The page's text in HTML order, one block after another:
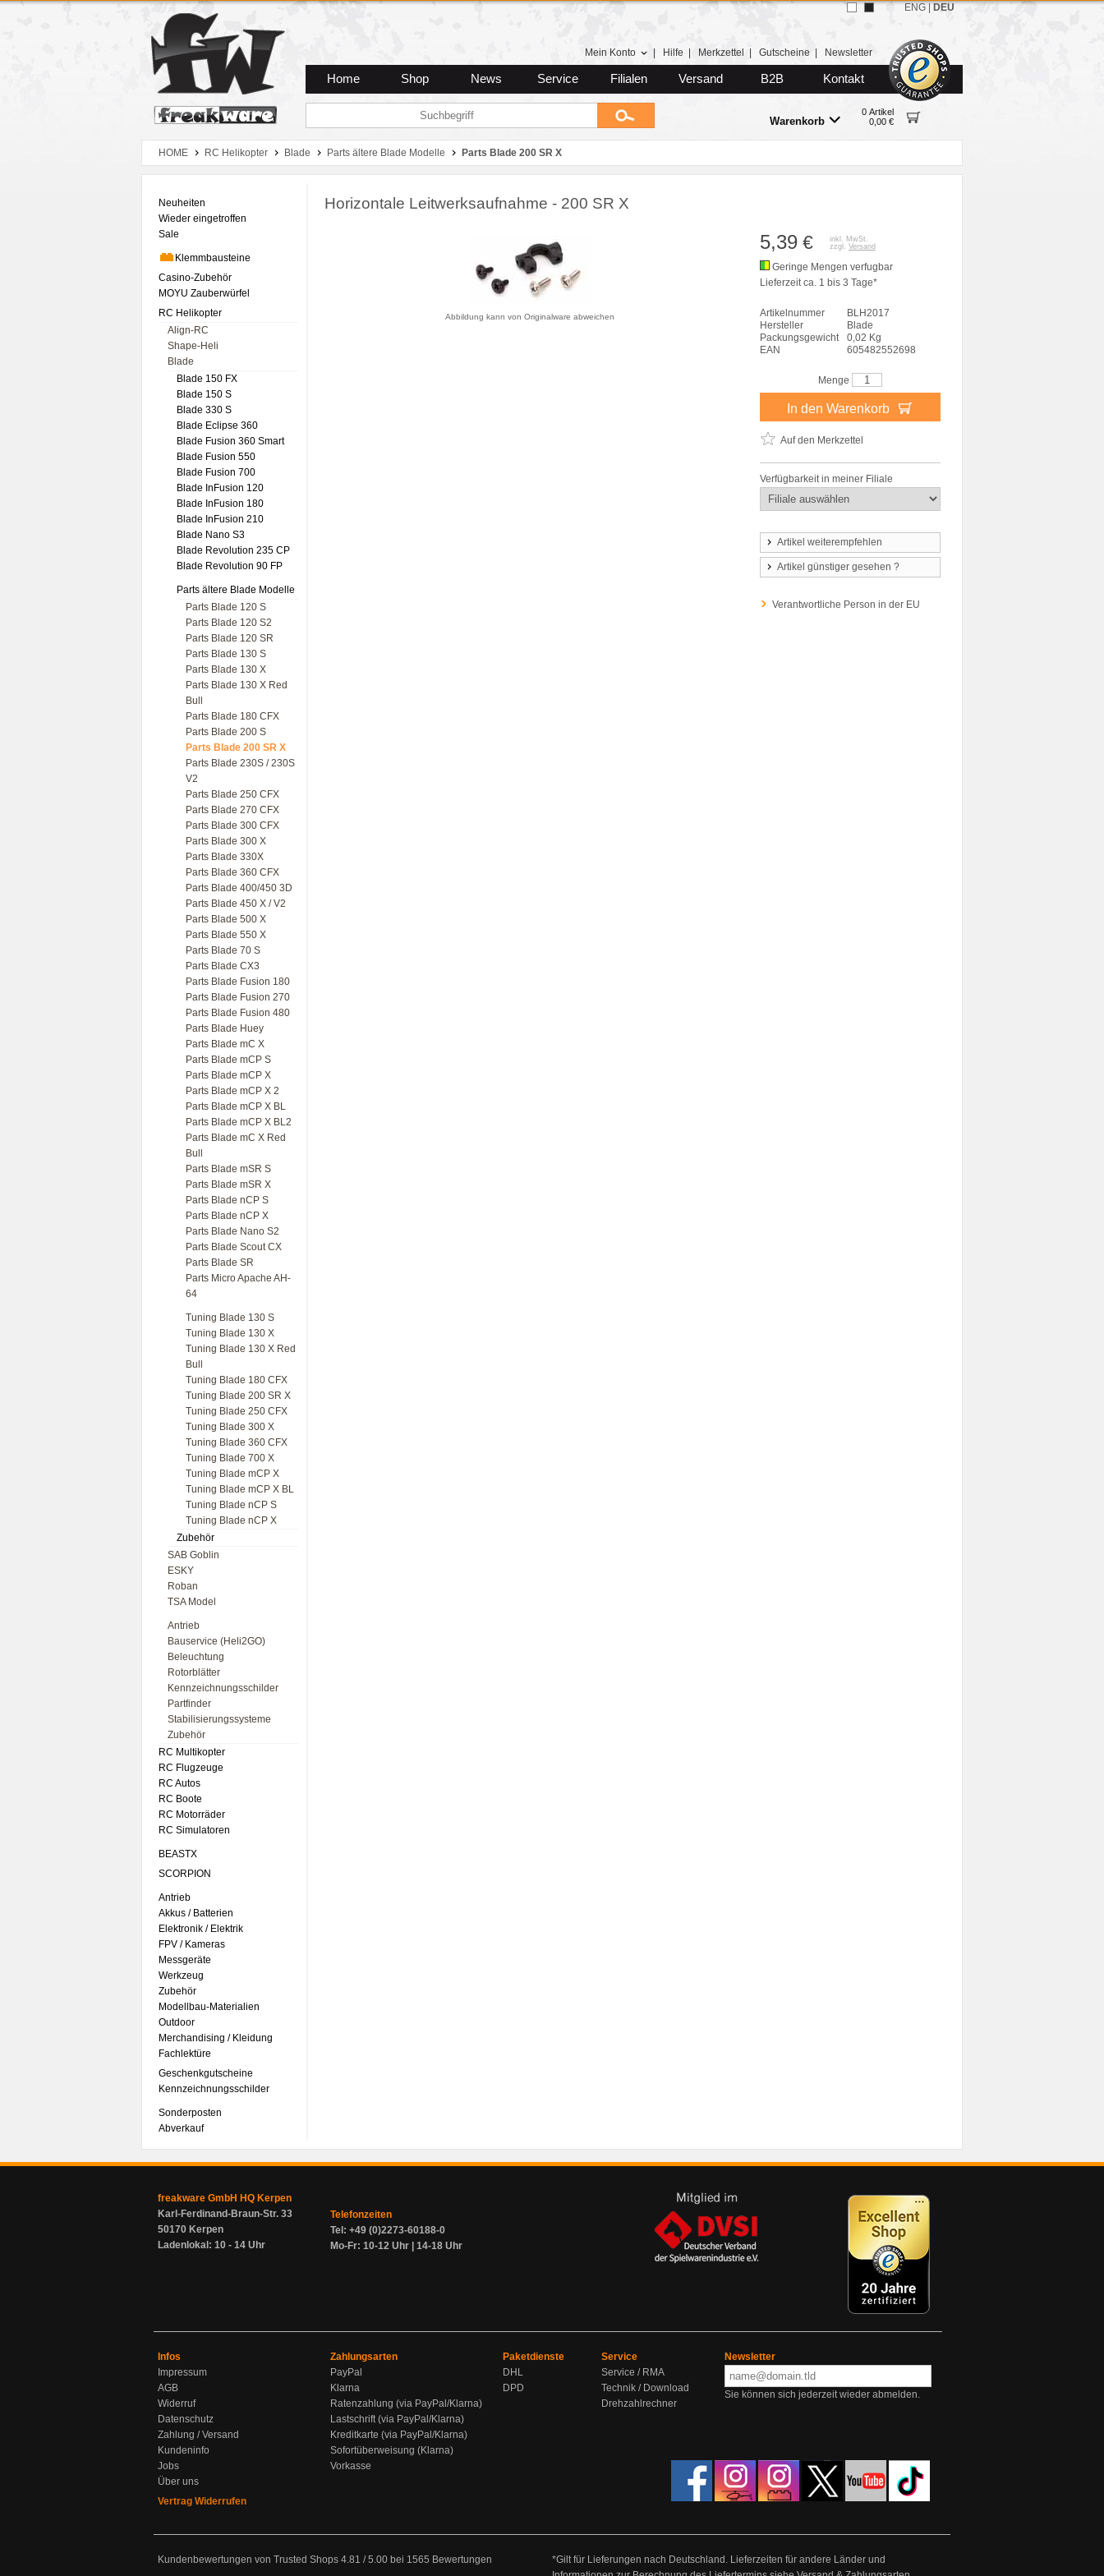
Zum Hauptmenue
Zum Seiteninhalt
Zum Warenkob
Mein Konto Hilfe Merkzettel Gutscheine Newsletter
Home Shop News Service Filialen Versand B2B Kontakt
Warenkorb
0 Artikel
0,00 €
ENG DEU
HOME RC Helikopter Blade Parts ältere Blade Modelle Parts Blade 200 SR X
Neuheiten
Wieder eingetroffen
Sale
Klemmbausteine
Casino-Zubehör
MOYU Zauberwürfel
RC Helikopter
Align-RC
Shape-Heli
Blade
Blade 150 FX
Blade 150 S
Blade 330 S
Blade Eclipse 360
Blade Fusion 360 Smart
Blade Fusion 550
Blade Fusion 700
Blade InFusion 120
Blade InFusion 180
Blade InFusion 210
Blade Nano S3
Blade Revolution 235 CP
Blade Revolution 90 FP
Parts ältere Blade Modelle
Parts Blade 120 S
Parts Blade 120 S2
Parts Blade 120 SR
Parts Blade 130 S
Parts Blade 130 X
Parts Blade 130 X Red
Bull
Parts Blade 180 CFX
Parts Blade 200 S
Parts Blade 200 SR X
Parts Blade 230S / 230S
V2
Parts Blade 250 CFX
Parts Blade 270 CFX
Parts Blade 300 CFX
Parts Blade 300 X
Parts Blade 330X
Parts Blade 360 CFX
Parts Blade 400/450 3D
Parts Blade 450 X / V2
Parts Blade 500 X
Parts Blade 550 X
Parts Blade 70 S
Parts Blade CX3
Parts Blade Fusion 180
Parts Blade Fusion 270
Parts Blade Fusion 480
Parts Blade Huey
Parts Blade mC X
Parts Blade mCP S
Parts Blade mCP X
Parts Blade mCP X 2
Parts Blade mCP X BL
Parts Blade mCP X BL2
Parts Blade mC X Red
Bull
Parts Blade mSR S
Parts Blade mSR X
Parts Blade nCP S
Parts Blade nCP X
Parts Blade Nano S2
Parts Blade Scout CX
Parts Blade SR
Parts Micro Apache AH-
64
Tuning Blade 130 S
Tuning Blade 130 X
Tuning Blade 130 X Red
Bull
Tuning Blade 180 CFX
Tuning Blade 200 SR X
Tuning Blade 250 CFX
Tuning Blade 300 X
Tuning Blade 360 CFX
Tuning Blade 700 X
Tuning Blade mCP X
Tuning Blade mCP X BL
Tuning Blade nCP S
Tuning Blade nCP X
Zubehör
SAB Goblin
ESKY
Roban
TSA Model
Antrieb
Bauservice (Heli2GO)
Beleuchtung
Rotorblätter
Kennzeichnungsschilder
Partfinder
Stabilisierungssysteme
Zubehör
RC Multikopter
RC Flugzeuge
RC Autos
RC Boote
RC Motorräder
RC Simulatoren
BEASTX
SCORPION
Antrieb
Akkus / Batterien
Elektronik / Elektrik
FPV / Kameras
Messgeräte
Werkzeug
Zubehör
Modellbau-Materialien
Outdoor
Merchandising / Kleidung
Fachlektüre
Geschenkgutscheine
Kennzeichnungsschilder
Sonderposten
Abverkauf
Horizontale Leitwerksaufnahme - 200 SR X
Abbildung kann von Originalware abweichen
5,39 €
inkl. MwSt.
zzgl. Versand
Geringe Mengen verfugbar
Lieferzeit ca. 1 bis 3 Tage*
Artikelnummer
BLH2017
Hersteller
Blade
Packungsgewicht
0,02 Kg
EAN
605482552698
Menge
In den Warenkorb
Auf den Merkzettel
Verfügbarkeit in meiner Filiale
Artikel weiterempfehlen
Artikel günstiger gesehen ?
Verantwortliche Person in der EU
freakware GmbH HQ Kerpen
Karl-Ferdinand-Braun-Str. 33
50170 Kerpen
Ladenlokal: 10 - 14 Uhr
Telefonzeiten
Tel: +49 (0)2273-60188-0
Mo-Fr: 10-12 Uhr | 14-18 Uhr
Infos
Impressum
AGB
Widerruf
Datenschutz
Zahlung / Versand
Kundeninfo
Jobs
Über uns
Vertrag Widerrufen
Zahlungsarten
PayPal
Klarna
Ratenzahlung (via PayPal/Klarna)
Lastschrift (via PayPal/Klarna)
Kreditkarte (via PayPal/Klarna)
Sofortüberweisung (Klarna)
Vorkasse
Paketdienste
DHL
DPD
Service
Service / RMA
Technik / Download
Drehzahlrechner
Newsletter
Sie können sich jederzeit wieder abmelden.
Kundenbewertungen von Trusted Shops 4.81 /5.00 bei 1565 Bewertungen
*Gilt für Lieferungen nach Deutschland. Lieferzeiten für andere Länder und